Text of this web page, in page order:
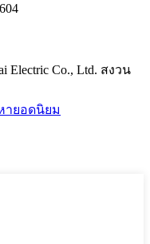
Electric Co., Ltd. สงวน
ายอดนิยม